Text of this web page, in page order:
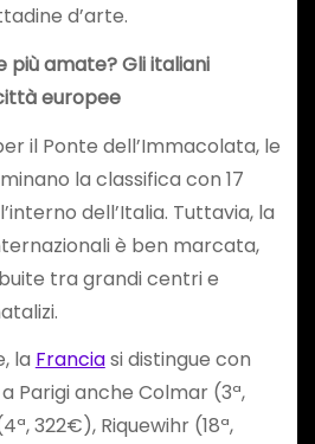
d’arte.
più amate? Gli italiani
europee
il Ponte dell’Immacolata, le
la classifica con 17
dell’Italia. Tuttavia, la
è ben marcata,
tra grandi centri e
la Franciasi distingue con
Parigi anche Colmar (3ª,
322€), Riquewihr (18ª,